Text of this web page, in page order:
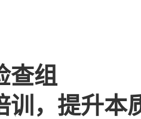
查组
，提升本